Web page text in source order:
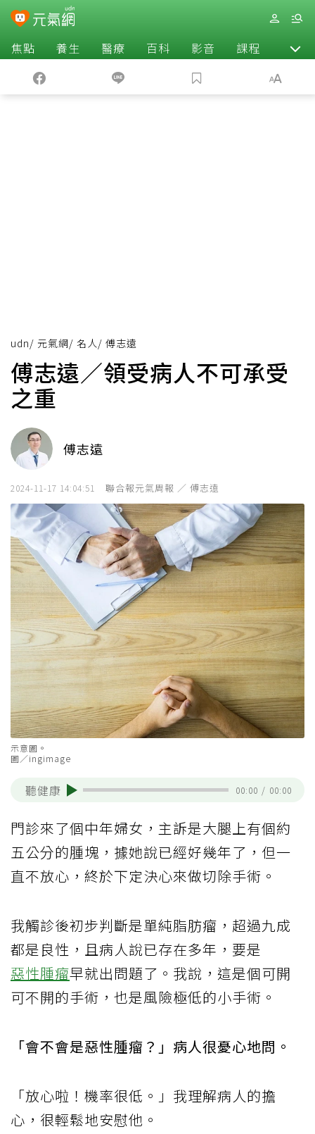
焦點 養生 醫療 百科 影音 課程 退休
udn/ 元氣網/ 名人/ 傅志遠
傅志遠／領受病人不可承受
之重
傅志遠
2024-11-17 14:04:51 聯合報元氣周報 ／ 傅志遠
示意圖。
圖／ingimage
聽健康 00:00 / 00:00
門診來了個中年婦女，主訴是大腿上有個約
五公分的腫塊，據她說已經好幾年了，但一
直不放心，終於下定決心來做切除手術。
我觸診後初步判斷是單純脂肪瘤，超過九成
都是良性，且病人說已存在多年，要是
惡性腫瘤早就出問題了。我說，這是個可開
可不開的手術，也是風險極低的小手術。
「會不會是惡性腫瘤？」病人很憂心地問。
「放心啦！機率很低。」我理解病人的擔
心，很輕鬆地安慰他。